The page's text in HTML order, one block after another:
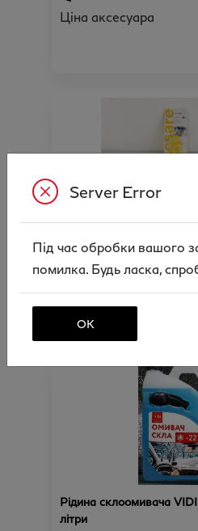
Ціна аксесуара
Освіжувач повітря
асортименті)
Ціна аксесуара
Рідина склоомивача
літри
Server Error
Під час обробки вашого
помилка. Будь ласка,
ОК